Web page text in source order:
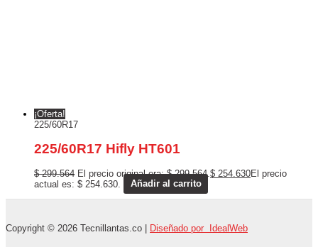
¡Oferta!
225/60R17
225/60R17 Hifly HT601
$299.564 El precio original era: $ 299.564. $ 254.630El precio
actual es: $ 254.630.
Añadir al carrito
Copyright © 2026 Tecnillantas.co | Diseñado por IdealWeb